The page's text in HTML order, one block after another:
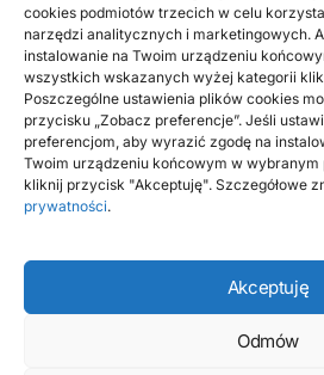
cookies podmiotów trzecich w celu
narzędzi analitycznych i marketingowych.
instalowanie na Twoim urządzeniu
wszystkich wskazanych wyżej kategorii
Poszczególne ustawienia plików cookies
przycisku „Zobacz preferencje”. Jeśli
preferencjom, aby wyrazić zgodę na
Twoim urządzeniu końcowym w
kliknij przycisk "Akceptuję". Szczegółowe
prywatności.
Akceptuję
Odmów
BIZNES, FINANSE
Gdzie w Kielcach
ubezpieczeniowych